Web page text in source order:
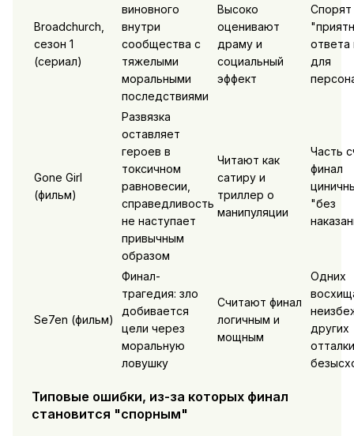
Broadchurch,
сезон 1
(сериал)
виновного
внутри
сообщества с
тяжелыми
моральными
последствиями
Высоко
оценивают
драму и
социальный
эффект
Спорят
ответа
для
Gone Girl
(фильм)
Развязка
оставляет
героев в
токсичном
равновесии,
справедливость
не наступает
привычным
образом
Читают как
сатиру и
триллер о
манипуляции
Часть
финал
"без
Se7en (фильм)
Финал-
трагедия: зло
добивается
цели через
моральную
ловушку
Считают финал
логичным и
мощным
Одних
других
Типовые ошибки, из-за которых финал
становится "спорным"